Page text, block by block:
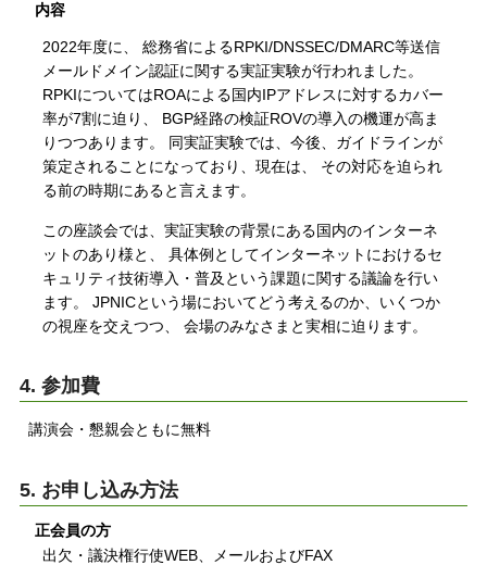
内容
2022年度に、 総務省によるRPKI/DNSSEC/DMARC等送信
メールドメイン認証に関する実証実験が行われました。
RPKIについてはROAによる国内IPアドレスに対するカバー
率が7割に迫り、 BGP経路の検証ROVの導入の機運が高ま
りつつあります。 同実証実験では、今後、ガイドラインが
策定されることになっており、現在は、 その対応を迫られ
る前の時期にあると言えます。
この座談会では、実証実験の背景にある国内のインターネ
ットのあり様と、 具体例としてインターネットにおけるセ
キュリティ技術導入・普及という課題に関する議論を行い
ます。 JPNICという場においてどう考えるのか、いくつか
の視座を交えつつ、 会場のみなさまと実相に迫ります。
4. 参加費
講演会・懇親会ともに無料
5. お申し込み方法
正会員の方
出欠・議決権行使WEB、メールおよびFAX